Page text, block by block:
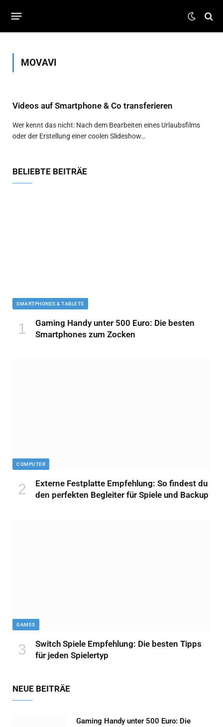
MOVAVI
Videos auf Smartphone & Co transferieren
Wer kennt das nicht: Nach dem Bearbeiten eines Urlaubsfilms
oder der Erstellung einer coolen Slideshow…
BELIEBTE BEITRÄE
SMARTPHONES & TABLETS
Gaming Handy unter 500 Euro: Die besten
Smartphones zum Zocken
COMPUTER
Externe Festplatte Empfehlung: So findest du
den perfekten Begleiter für Spiele und Backup
GAMES
Switch Spiele Empfehlung: Die besten Tipps
für jeden Spielertyp
NEUE BEITRÄE
Gaming Handy unter 500 Euro: Die